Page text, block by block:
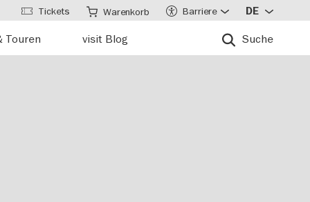
Touren visit Blog Suche
Tickets Warenkorb Barriere DE